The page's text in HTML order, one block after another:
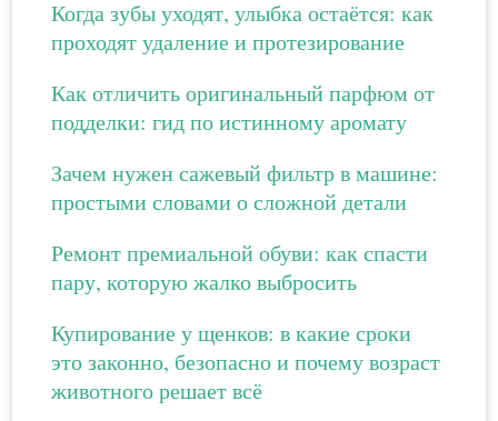
Когда зубы уходят, улыбка остаётся: как
проходят удаление и протезирование
Как отличить оригинальный парфюм от
подделки: гид по истинному аромату
Зачем нужен сажевый фильтр в машине:
простыми словами о сложной детали
Ремонт премиальной обуви: как спасти
пару, которую жалко выбросить
Купирование у щенков: в какие сроки
это законно, безопасно и почему возраст
животного решает всё